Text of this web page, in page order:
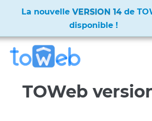
La nouvelle VERSION 14 de
disponible !
Accueil
TOWeb